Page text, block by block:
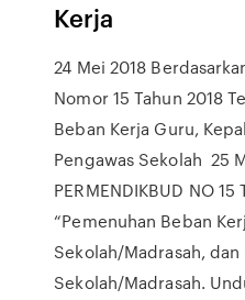
Kerja
24 Mei 2018
Nomor 15 Tahun 2018
Beban Kerja Guru,
Pengawas Sekolah 25
PERMENDIKBUD NO 15
“Pemenuhan Beban
Sekolah/Madrasah, dan
Sekolah/Madrasah.